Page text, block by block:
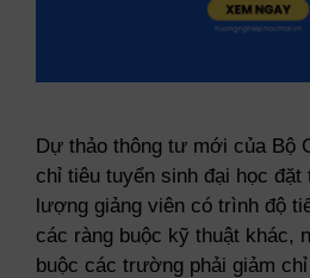
Dự thảo thông tư mới của Bộ
chỉ tiêu tuyển sinh đại học đặt
lượng giảng viên có trình độ
các ràng buộc kỹ thuật khác,
buộc các trường phải giảm